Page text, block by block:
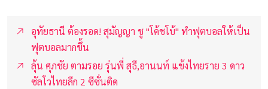
อุทัยธานี ต้องรอด! สุมัญญา ชู "โค้ชโบ้" ทำฟุตบอลให้เป็น
ฟุตบอลมากขึ้น
ลุ้น ศุภชัย ตามรอย รุ่นพี่ สุธี,อานนท์ แข้งไทยราย 3 ดาว
ซัลโวไทยลีก 2 ซีซั่นติด